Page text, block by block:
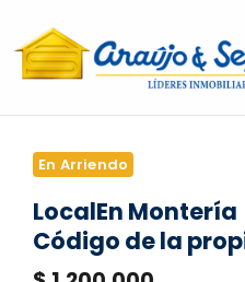
En Arriendo
LocalEn Montería
Código de la